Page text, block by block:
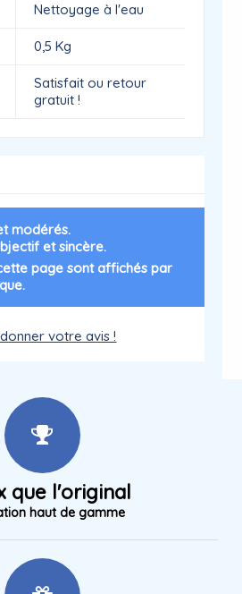
Nettoyage à l'eau
0,5 Kg
Satisfait ou retour
gratuit !
modérés.
et sincère.
page sont affichés par
votre avis !
que l'original
haut de gamme